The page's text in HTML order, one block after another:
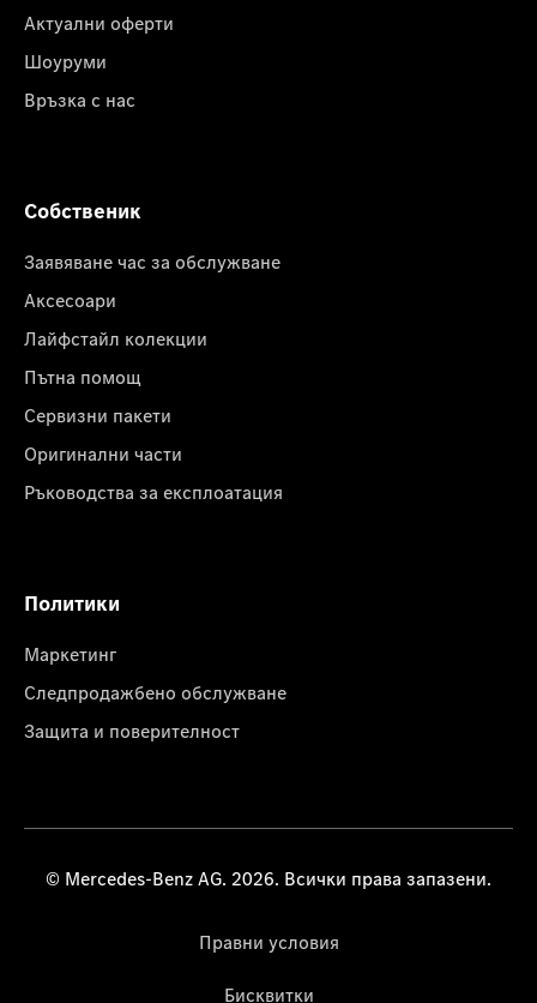
Актуални оферти
Шоуруми
Връзка с нас
Собственик
Заявяване час за обслужване
Аксесоари
Лайфстайл колекции
Пътна помощ
Сервизни пакети
Оригинални части
Ръководства за експлоатация
Политики
Маркетинг
Следпродажбено обслужване
Защита и поверителност
© Mercedes-Benz AG. 2026. Всички права запазени.
Правни условия
Бисквитки